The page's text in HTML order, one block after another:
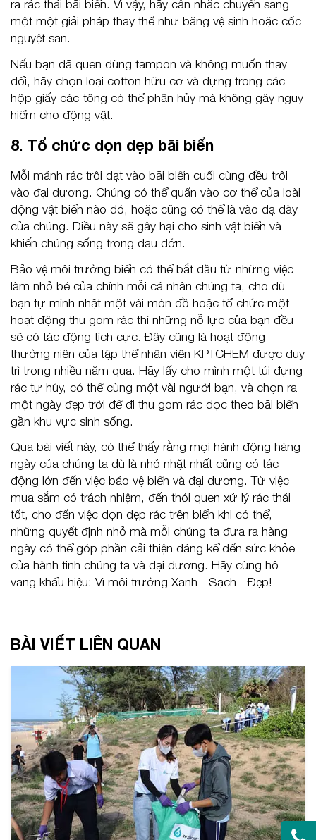
ra rác thải bãi biển. Vì vậy, hãy cân nhắc chuyển sang
một một giải pháp thay thế như băng vệ sinh hoặc cốc
nguyệt san.
Nếu bạn đã quen dùng tampon và không muốn thay
đổi, hãy chọn loại cotton hữu cơ và đựng trong các
hộp giấy các-tông có thể phân hủy mà không gây nguy
hiểm cho động vật.
8. Tổ chức dọn dẹp bãi biển
Mỗi mảnh rác trôi dạt vào bãi biển cuối cùng đều trôi
vào đại dương. Chúng có thể quấn vào cơ thể của loài
động vật biển nào đó, hoặc cũng có thể là vào dạ dày
của chúng. Điều này sẽ gây hại cho sinh vật biển và
khiến chúng sống trong đau đớn.
Bảo vệ môi trường biển có thể bắt đầu từ những việc
làm nhỏ bé của chính mỗi cá nhân chúng ta, cho dù
bạn tự mình nhặt một vài món đồ hoặc tổ chức một
hoạt động thu gom rác thì những nỗ lực của bạn đều
sẽ có tác động tích cực. Đây cũng là hoạt động
thường niên của tập thể nhân viên KPTCHEM được duy
trì trong nhiều năm qua. Hãy lấy cho mình một túi đựng
rác tự hủy, có thể cùng một vài người bạn, và chọn ra
một ngày đẹp trời để đi thu gom rác dọc theo bãi biển
gần khu vực sinh sống.
Qua bài viết này, có thể thấy rằng mọi hành động hàng
ngày của chúng ta dù là nhỏ nhặt nhất cũng có tác
động lớn đến việc bảo vệ biển và đại dương. Từ việc
mua sắm có trách nhiệm, đến thói quen xử lý rác thải
tốt, cho đến việc dọn dẹp rác trên biển khi có thể,
những quyết định nhỏ mà mỗi chúng ta đưa ra hàng
ngày có thể góp phần cải thiện đáng kể đến sức khỏe
của hành tinh chúng ta và đại dương. Hãy cùng hô
vang khẩu hiệu: Vì môi trường Xanh - Sạch - Đẹp!
BÀI VIẾT LIÊN QUAN